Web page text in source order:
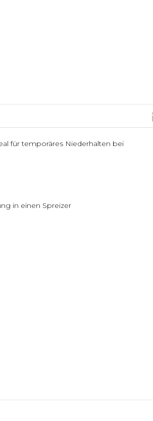
für temporäres Niederhalten bei
in einen Spreizer